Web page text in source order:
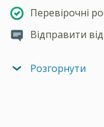
Перевірочні
Відправити
Розгорнути